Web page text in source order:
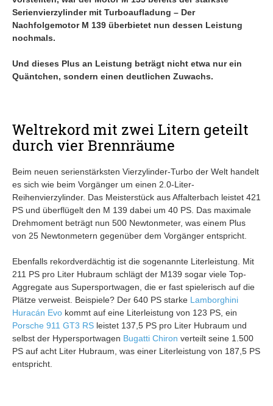
Serienvierzylinder mit Turboaufladung – Der
Nachfolgemotor M 139 überbietet nun dessen Leistung
nochmals.
Und dieses Plus an Leistung beträgt nicht etwa nur ein
Quäntchen, sondern einen deutlichen Zuwachs.
Weltrekord mit zwei Litern geteilt
durch vier Brennräume
Beim neuen serienstärksten Vierzylinder-Turbo der Welt handelt
es sich wie beim Vorgänger um einen 2.0-Liter-
Reihenvierzylinder. Das Meisterstück aus Affalterbach leistet 421
PS und überflügelt den M 139 dabei um 40 PS. Das maximale
Drehmoment beträgt nun 500 Newtonmeter, was einem Plus
von 25 Newtonmetern gegenüber dem Vorgänger entspricht.
Ebenfalls rekordverdächtig ist die sogenannte Literleistung. Mit
211 PS pro Liter Hubraum schlägt der M139 sogar viele Top-
Aggregate aus Supersportwagen, die er fast spielerisch auf die
Plätze verweist. Beispiele? Der 640 PS starke Lamborghini
Huracán Evo kommt auf eine Literleistung von 123 PS, ein
Porsche 911 GT3 RS leistet 137,5 PS pro Liter Hubraum und
selbst der Hypersportwagen Bugatti Chiron verteilt seine 1.500
PS auf acht Liter Hubraum, was einer Literleistung von 187,5 PS
entspricht.